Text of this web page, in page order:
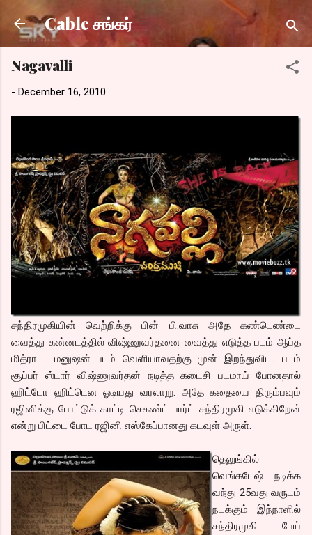
Skip to main content
Cable சங்கர்
Nagavalli
- December 16, 2010
சந்திரமுகியின் வெற்றிக்கு பின் பி.வாசு அதே கண்டெண்டை
வைத்து கன்னடத்தில் விஷ்ணுவர்தனை வைத்து எடுத்த படம் ஆப்த
மித்ரா.. மனுஷன் படம் வெளியாவதற்கு முன் இறந்துவிட.. படம்
சூப்பர் ஸ்டார் விஷ்ணுவர்தன் நடித்த கடைசி படமாய் போனதால்
ஹிட்டோ ஹிட்டென ஓடியது வரலாறு. அதே கதையை திரும்பவும்
ரஜினிக்கு போட்டுக் காட்டி செகண்ட் பார்ட் சந்திரமுகி எடுக்கிறேன்
என்று பிட்டை போட ரஜினி எஸ்கேப்பானது கடவுள் அருள்.
தெலுங்கில்
வெங்கடேஷ் நடிக்க
வந்து 25வது வருடம்
நடக்கும் இந்நாளில்
சந்திரமுகி பேய்